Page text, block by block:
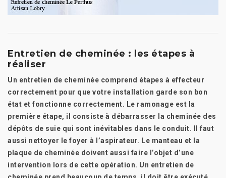
Entretien de cheminée : les étapes à
réaliser
Un entretien de cheminée comprend étapes à effecteur
correctement pour que votre installation garde son bon
état et fonctionne correctement. Le ramonage est la
première étape, il consiste à débarrasser la cheminée des
dépôts de suie qui sont inévitables dans le conduit. Il faut
aussi nettoyer le foyer à l’aspirateur. Le manteau et la
plaque de cheminée doivent aussi faire l’objet d’une
intervention lors de cette opération. Un entretien de